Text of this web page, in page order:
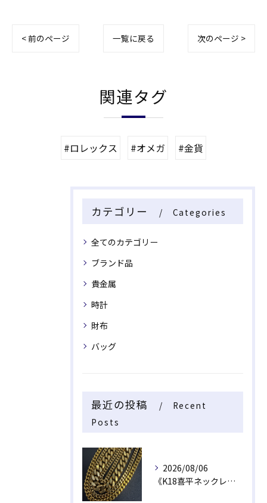
< 前のページ 一覧に戻る 次のページ >
関連タグ
#ロレックス #オメガ #金貨
カテゴリー Categories
全てのカテゴリー
ブランド品
貴金属
時計
財布
バッグ
最近の投稿
Recent
Posts
2026/08/06
《K18喜平ネックレス・ブレスレット》